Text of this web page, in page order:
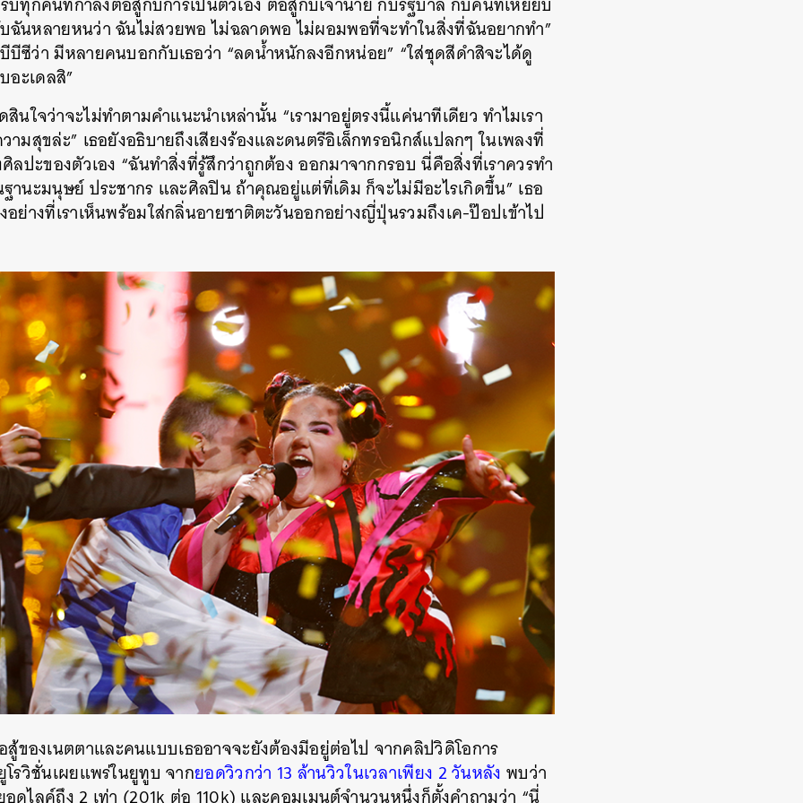
ฉันหลายหนว่า ฉันไม่สวยพอ ไม่ฉลาดพอ ไม่ผอมพอที่จะทำในสิ่งที่ฉันอยากทำ”
ซีว่า มีหลายคนบอกกับเธอว่า “ลดน้ำหนักลงอีกหน่อย” “ใส่ชุดสีดำสิจะได้ดู
อะเดลสิ”
นใจว่าจะไม่ทำตามคำแนะนำเหล่านั้น “เรามาอยู่ตรงนี้แค่นาทีเดียว ทำไมเรา
มสุขล่ะ” เธอยังอธิบายถึงเสียงร้องและดนตรีอิเล็กทรอนิกส์แปลกๆ ในเพลงที่
ลปะของตัวเอง “ฉันทำสิ่งที่รู้สึกว่าถูกต้อง ออกมาจากกรอบ นี่คือสิ่งที่เราควรทำ
นะมนุษย์ ประชากร และศิลปิน ถ้าคุณอยู่แต่ที่เดิม ก็จะไม่มีอะไรเกิดขึ้น” เธอ
อย่างที่เราเห็นพร้อมใส่กลิ่นอายชาติตะวันออกอย่างญี่ปุ่นรวมถึงเค-ป๊อปเข้าไป
สู้ของเนตตาและคนแบบเธออาจจะยังต้องมีอยู่ต่อไป จากคลิปวิดิโอการ
รวิชั่นเผยแพร่ในยูทูบ จากยอดวิวกว่า 13 ล้านวิวในเวลาเพียง 2 วันหลัง พบว่า
SHARE TWEET LINE EMAIL